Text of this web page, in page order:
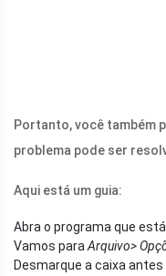
Portanto, você também
problema pode ser
Aqui está um guia:
Abra o programa que
Vamos para Arquivo>
Desmarque a caixa antes